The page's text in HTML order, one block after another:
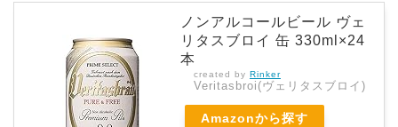
ノンアルコールビール ヴェ
リタスブロイ 缶 330ml×24
本
created by Rinker
Veritasbroi(ヴェリタスブロイ)
Amazonから探す